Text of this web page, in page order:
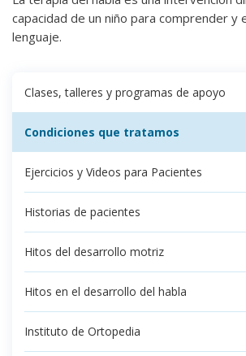
capacidad de un niño para comprender y
lenguaje.
Clases, talleres y programas de apoyo
Condiciones que tratamos
Ejercicios y Videos para Pacientes
Historias de pacientes
Hitos del desarrollo motriz
Hitos en el desarrollo del habla
Instituto de Ortopedia